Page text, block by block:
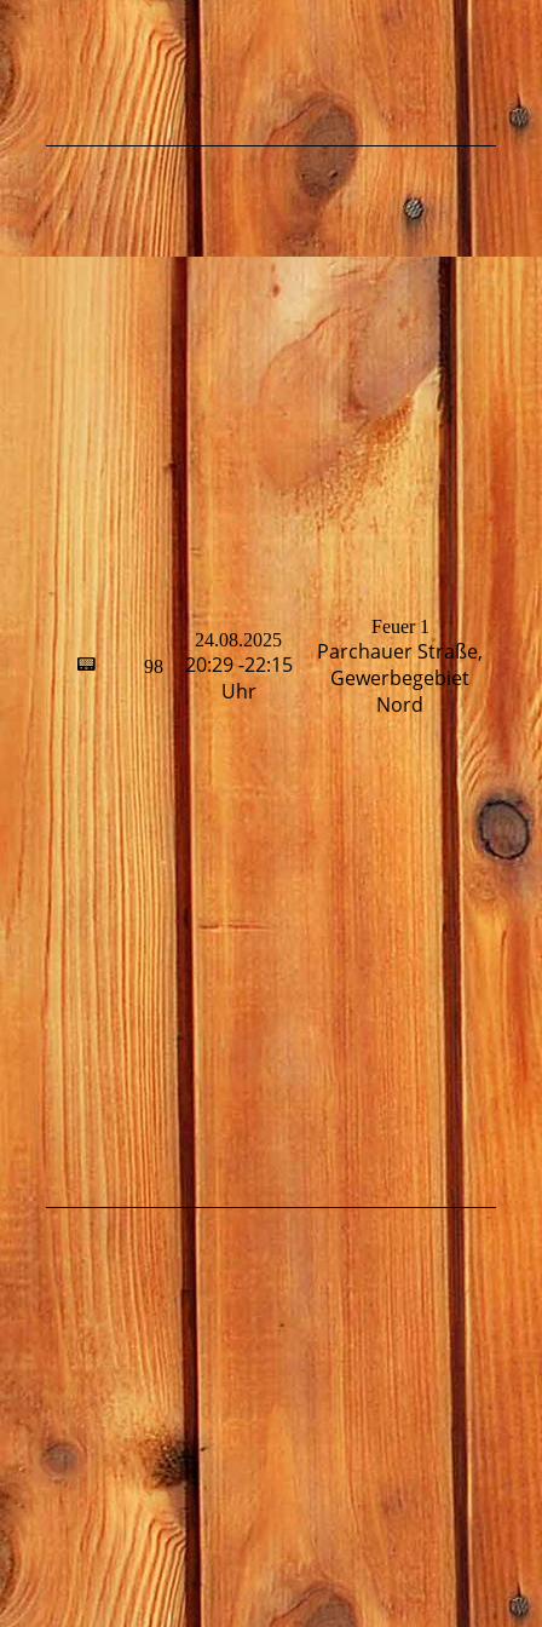
📟 98
24.08.2025
20:29 -22:15
Uhr
Feuer 1
Parchauer Straße,
Gewerbegebiet
Nord